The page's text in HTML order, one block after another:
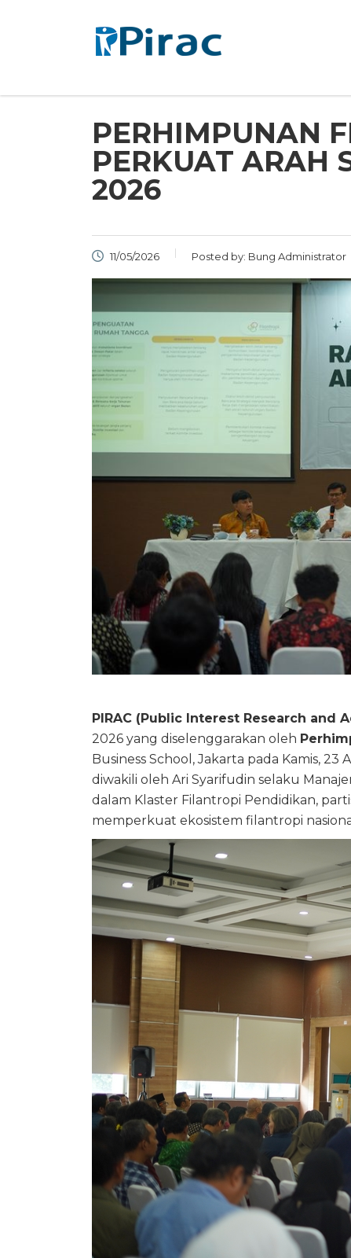
PERHIMPUNAN
PERKUAT ARAH
2026
11/05/2026 Posted by: Bung Administrator
PIRAC (Public Interest Research and
2026 yang diselenggarakan oleh
Business School, Jakarta pada Kamis,
diwakili oleh Ari Syarifudin selaku
dalam Klaster Filantropi Pendidikan,
memperkuat ekosistem filantropi